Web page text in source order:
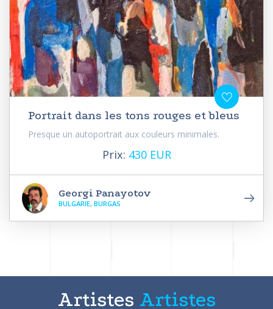
Portrait dans les tons rouges et bleus
Presque un autoportrait aux couleurs minimales.
Prix: 430 EUR
Georgi Panayotov
BULGARIE, BURGAS
Artistes Artistes